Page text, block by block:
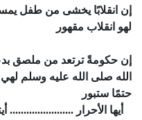
إن انقلابًا يخشى من طفل
لهو انقلاب مقهور
إن حكومةً ترتعد من ملصق
الله صلى الله عليه وسلم
حتمًا ستبور
أيها الأحرار .......................